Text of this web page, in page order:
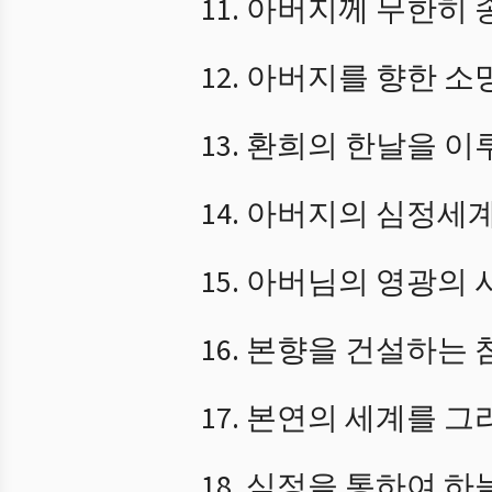
아버지께 무한히
아버지를 향한 소
환희의 한날을 이
아버지의 심정세
아버님의 영광의
본향을 건설하는
본연의 세계를 그